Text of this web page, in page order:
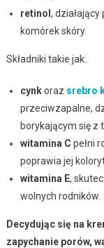
retinol ,
komórek skóry.
Składniki takie jak:
cynkoraz srebro
przeciwzapalne,
borykającym się z
witamina C pełni
poprawia jej
witamina E,
wolnych rodników.
Decydując się na
zapychanie porów,